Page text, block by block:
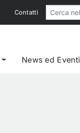
Contatti
News ed Eventi